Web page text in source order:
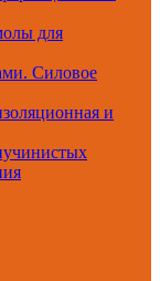
для
Силовое
и